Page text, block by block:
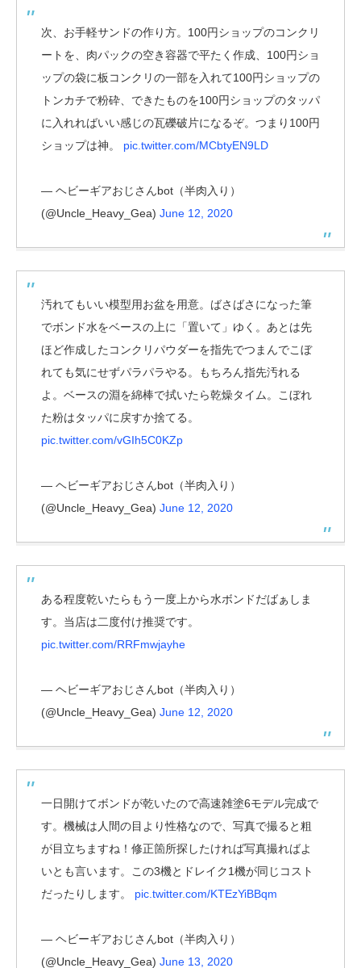
次、お手軽サンドの作り方。100円ショップのコンクリ
ートを、肉パックの空き容器で平たく作成、100円ショ
ップの袋に板コンクリの一部を入れて100円ショップの
トンカチで粉砕、できたものを100円ショップのタッパ
に入れればいい感じの瓦礫破片になるぞ。つまり100円
ショップは神。 pic.twitter.com/MCbtyEN9LD
— ヘビーギアおじさんbot（半肉入り）
(@Uncle_Heavy_Gea) June 12, 2020
汚れてもいい模型用お盆を用意。ばさばさになった筆
でボンド水をベースの上に「置いて」ゆく。あとは先
ほど作成したコンクリパウダーを指先でつまんでこぼ
れても気にせずパラパラやる。もちろん指先汚れる
よ。ベースの淵を綿棒で拭いたら乾燥タイム。こぼれ
た粉はタッパに戻すか捨てる。
pic.twitter.com/vGIh5C0KZp
— ヘビーギアおじさんbot（半肉入り）
(@Uncle_Heavy_Gea) June 12, 2020
ある程度乾いたらもう一度上から水ボンドだばぁしま
す。当店は二度付け推奨です。
pic.twitter.com/RRFmwjayhe
— ヘビーギアおじさんbot（半肉入り）
(@Uncle_Heavy_Gea) June 12, 2020
一日開けてボンドが乾いたので高速雑塗6モデル完成で
す。機械は人間の目より性格なので、写真で撮ると粗
が目立ちますね！修正箇所探したければ写真撮ればよ
いとも言います。この3機とドレイク1機が同じコスト
だったりします。 pic.twitter.com/KTEzYiBBqm
— ヘビーギアおじさんbot（半肉入り）
(@Uncle_Heavy_Gea) June 13, 2020